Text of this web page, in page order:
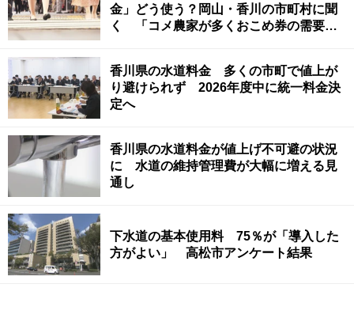
金」どう使う？岡山・香川の市町村に聞
く 「コメ農家が多くおこめ券の需要あ
香川県の水道料金 多くの市町で値上が
り避けられず 2026年度中に統一料金決
定へ
香川県の水道料金が値上げ不可避の状況
に 水道の維持管理費が大幅に増える見
通し
下水道の基本使用料 75％が「導入した
方がよい」 高松市アンケート結果